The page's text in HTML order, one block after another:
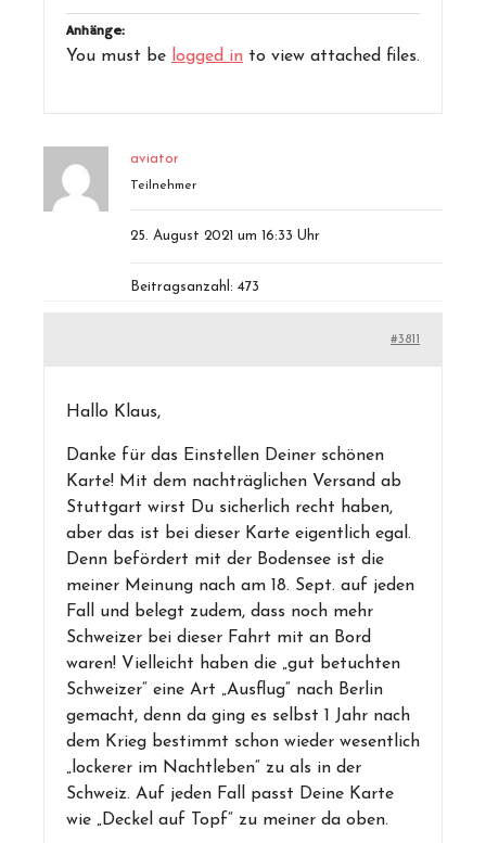
Anhänge:
You must be logged in to view attached files.
aviator
Teilnehmer
25. August 2021 um 16:33 Uhr
Beitragsanzahl: 473
#3811
Hallo Klaus,
Danke für das Einstellen Deiner schönen
Karte! Mit dem nachträglichen Versand ab
Stuttgart wirst Du sicherlich recht haben,
aber das ist bei dieser Karte eigentlich egal.
Denn befördert mit der Bodensee ist die
meiner Meinung nach am 18. Sept. auf jeden
Fall und belegt zudem, dass noch mehr
Schweizer bei dieser Fahrt mit an Bord
waren! Vielleicht haben die „gut betuchten
Schweizer“ eine Art „Ausflug“ nach Berlin
gemacht, denn da ging es selbst 1 Jahr nach
dem Krieg bestimmt schon wieder wesentlich
„lockerer im Nachtleben“ zu als in der
Schweiz. Auf jeden Fall passt Deine Karte
wie „Deckel auf Topf“ zu meiner da oben.